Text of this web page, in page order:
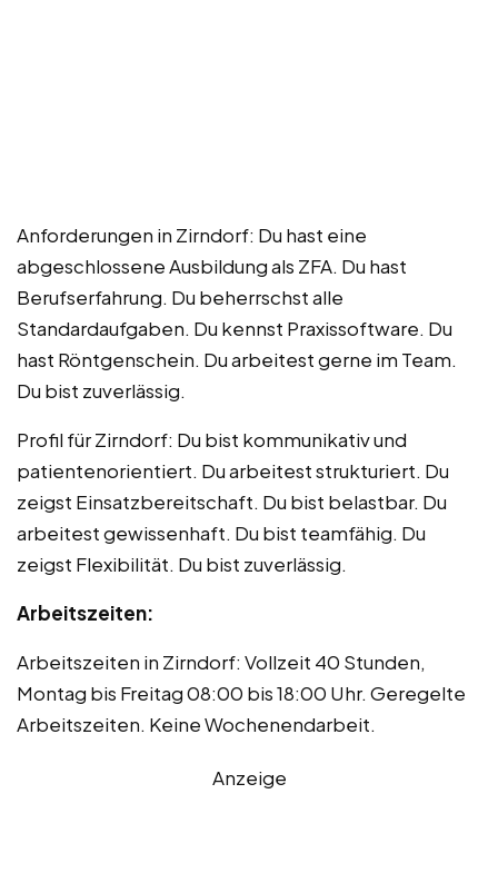
Anforderungen in Zirndorf: Du hast eine
abgeschlossene Ausbildung als ZFA. Du hast
Berufserfahrung. Du beherrschst alle
Standardaufgaben. Du kennst Praxissoftware. Du
hast Röntgenschein. Du arbeitest gerne im Team.
Du bist zuverlässig.
Profil für Zirndorf: Du bist kommunikativ und
patientenorientiert. Du arbeitest strukturiert. Du
zeigst Einsatzbereitschaft. Du bist belastbar. Du
arbeitest gewissenhaft. Du bist teamfähig. Du
zeigst Flexibilität. Du bist zuverlässig.
Arbeitszeiten:
Arbeitszeiten in Zirndorf: Vollzeit 40 Stunden,
Montag bis Freitag 08:00 bis 18:00 Uhr. Geregelte
Arbeitszeiten. Keine Wochenendarbeit.
Anzeige